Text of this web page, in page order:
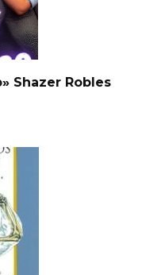
Shazer Robles